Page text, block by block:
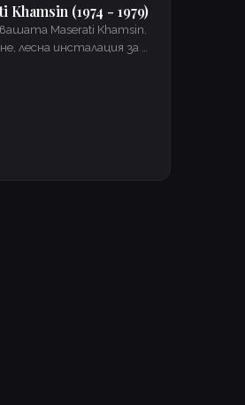
(1974 - 1979)
Maserati Khamsin.
лесна инсталация за 2
условия.